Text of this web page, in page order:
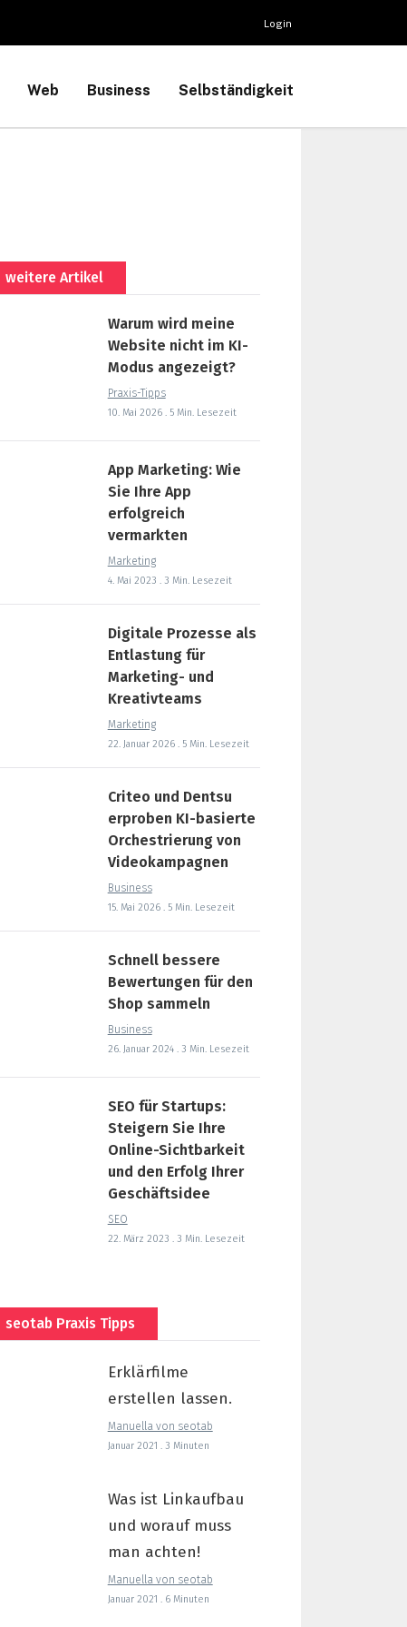
Login
Web Business Selbständigkeit
weitere Artikel
Warum wird meine
Website nicht im KI-
Modus angezeigt?
Praxis-Tipps
10. Mai 2026 . 5 Min. Lesezeit
App Marketing: Wie
Sie Ihre App
erfolgreich
vermarkten
Marketing
4. Mai 2023 . 3 Min. Lesezeit
Digitale Prozesse als
Entlastung für
Marketing- und
Kreativteams
Marketing
22. Januar 2026 . 5 Min. Lesezeit
Criteo und Dentsu
erproben KI-basierte
Orchestrierung von
Videokampagnen
Business
15. Mai 2026 . 5 Min. Lesezeit
Schnell bessere
Bewertungen für den
Shop sammeln
Business
26. Januar 2024 . 3 Min. Lesezeit
SEO für Startups:
Steigern Sie Ihre
Online-Sichtbarkeit
und den Erfolg Ihrer
Geschäftsidee
SEO
22. März 2023 . 3 Min. Lesezeit
seotab Praxis Tipps
Erklärfilme
erstellen lassen.
Manuella von seotab
Januar 2021 . 3 Minuten
Was ist Linkaufbau
und worauf muss
man achten!
Manuella von seotab
Januar 2021 . 6 Minuten